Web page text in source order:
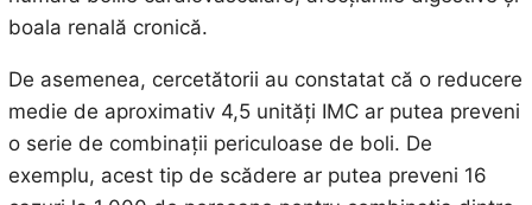
boala renală cronică.
De asemenea, cercetătorii au constatat că o reducere
medie de aproximativ 4,5 unități IMC ar putea preveni
o serie de combinații periculoase de boli. De
exemplu, acest tip de scădere ar putea preveni 16